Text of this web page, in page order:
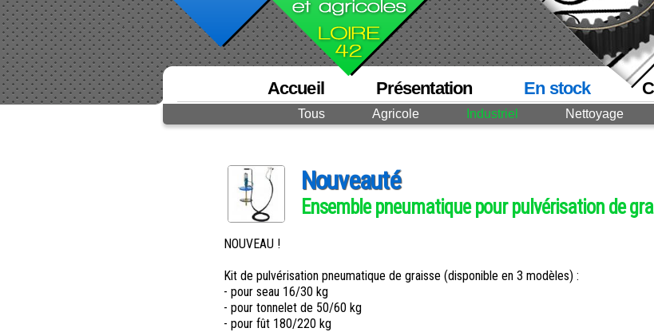
Accueil Présentation En stock
Tous Agricole Industriel Nettoyage
Nouveauté
Ensemble pneumatique pour pulvérisation de
NOUVEAU !
Kit de pulvérisation pneumatique de graisse (disponible en 3 modèles) :
- pour seau 16/30 kg
- pour tonnelet de 50/60 kg
- pour fût 180/220 kg